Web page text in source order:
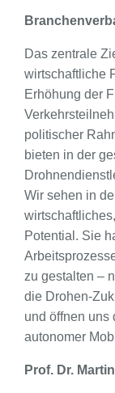
Das zentrale
wirtschaftliche
Erhöhung der
politischer
bieten in der
Wir sehen in
Potential. Sie
zu gestalten –
die Drohen-
und öffnen uns
autonomer
Prof. Dr.